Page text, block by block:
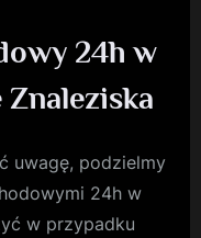
24h w
uwagę, podzielmy
24h w
w przypadku